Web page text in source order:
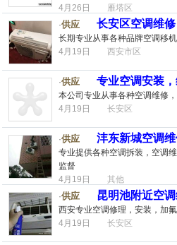
4月26日
雁塔区
·供应 长安区空调维
长期专业从事各种品牌空调移
4月19日
西安市区
·供应 专业空调安装
本公司专业从事各种空调维修
4月19日
长安区
·供应 沣东新城空调
专业提供各种空调拆装，空调
监督
4月19日
其他
·供应 昆明池附近空
西安专业空调修理，安装，加
4月19日
长安区